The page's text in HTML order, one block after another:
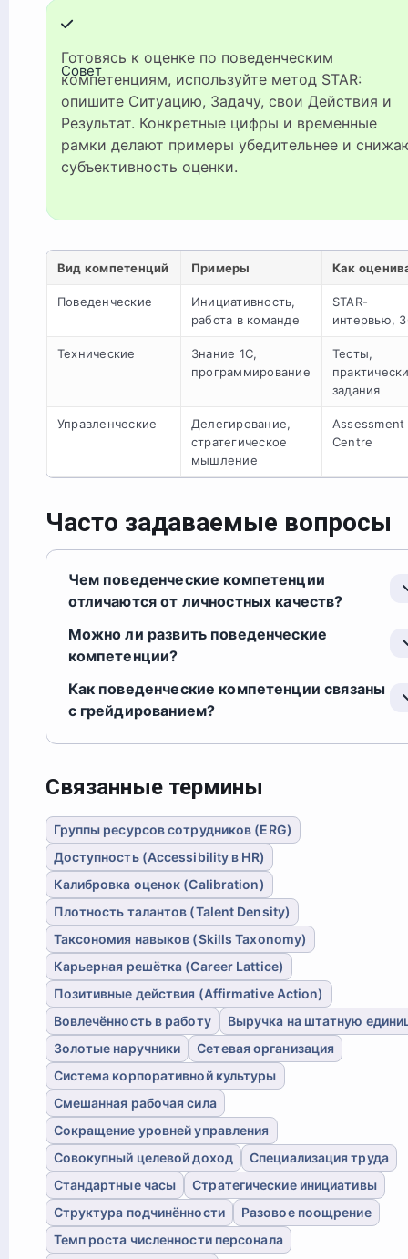
Совет
Готовясь к оценке по поведенческим
компетенциям, используйте метод STAR:
опишите Ситуацию, Задачу, свои Действия и
Результат. Конкретные цифры и временные
рамки делают примеры убедительнее и
субъективность оценки.
Вид компетенций Примеры Как
Поведенческие
Инициативность,
работа в команде
STAR-
интервью,
Технические
Знание 1С,
программирование
Тесты,
задания
Управленческие
Делегирование,
стратегическое
мышление
Assessment
Centre
Часто задаваемые вопросы
Чем поведенческие компетенции
отличаются от личностных качеств?
Можно ли развить поведенческие
компетенции?
Как поведенческие компетенции связаны
с грейдированием?
Связанные термины
Группы ресурсов сотрудников (ERG)
Доступность (Accessibility в HR)
Калибровка оценок (Calibration)
Плотность талантов (Talent Density)
Таксономия навыков (Skills Taxonomy)
Карьерная решётка (Career Lattice)
Позитивные действия (Affirmative Action)
Вовлечённость в работу
Выручка на штатную
Золотые наручники
Сетевая организация
Система корпоративной культуры
Смешанная рабочая сила
Сокращение уровней управления
Совокупный целевой доход
Специализация труда
Стандартные часы
Стратегические инициативы
Структура подчинённости
Разовое поощрение
Темп роста численности персонала